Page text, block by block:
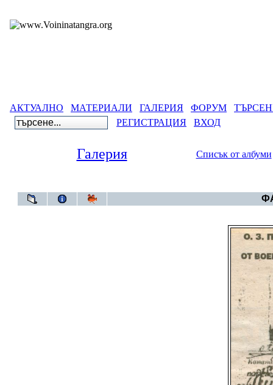
АКТУАЛНО МАТЕРИАЛИ ГАЛЕРИЯ ФОРУМ
РЕГИСТРАЦИЯ
ВХОД
Галерия Списък от албуми